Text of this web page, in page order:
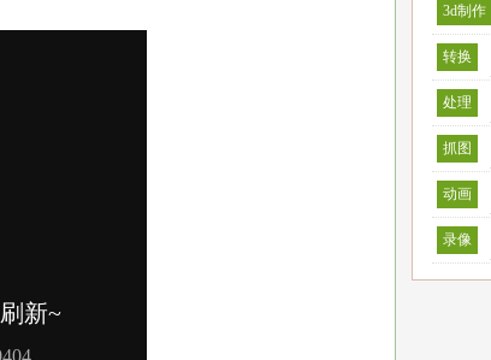
3d制作
转换
处理
抓图
动画
录像